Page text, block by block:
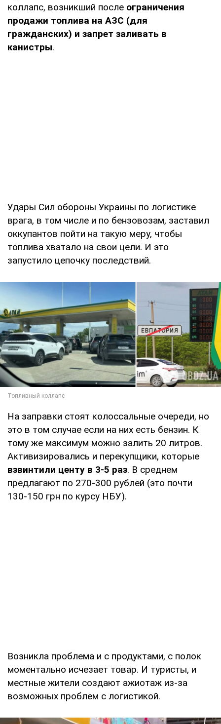
коллапс, возникший после ограничения
продажи топлива на АЗС (для
гражданских) и запрет заливать в
канистры.
Удары Сил обороны Украины по логистике
врага, в том числе и по бензовозам, заставил
оккупантов пойти на такую меру, чтобы
топлива хватало на свои цели. И это
запустило цепочку последствий.
На заправки стоят колоссальные очереди, но
это в том случае если на них есть бензин. К
тому же максимум можно залить 20 литров.
Активизировались и перекупщики, которые
взвинтили центу в 3-5 раз. В среднем
предлагают по 270-300 рублей (это почти
130-150 грн по курсу НБУ).
Возникла проблема и с продуктами, с полок
моментально исчезает товар. И туристы, и
местные жители создают ажиотаж из-за
возможных проблем с логистикой.